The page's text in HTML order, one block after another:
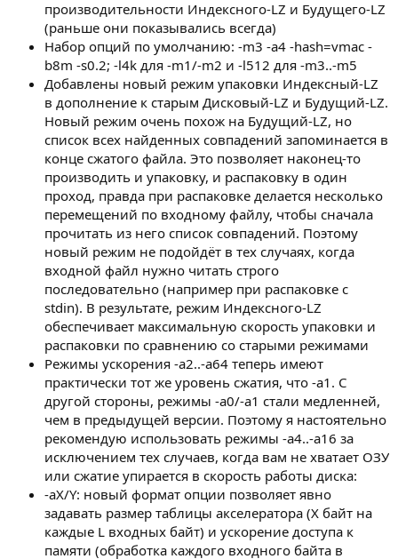
производительности Индексного-LZ и Будущего-LZ
(раньше они показывались всегда)
Набор опций по умолчанию: -m3 -a4 -hash=vmac -
b8m -s0.2; -l4k для -m1/-m2 и -l512 для -m3..-m5
Добавлены новый режим упаковки Индексный-LZ
в дополнение к старым Дисковый-LZ и Будущий-LZ.
Новый режим очень похож на Будущий-LZ, но
список всех найденных совпадений запоминается в
конце сжатого файла. Это позволяет наконец-то
производить и упаковку, и распаковку в один
проход, правда при распаковке делается несколько
перемещений по входному файлу, чтобы сначала
прочитать из него список совпадений. Поэтому
новый режим не подойдёт в тех случаях, когда
входной файл нужно читать строго
последовательно (например при распаковке с
stdin). В результате, режим Индексного-LZ
обеспечивает максимальную скорость упаковки и
распаковки по сравнению со старыми режимами
Режимы ускорения -a2..-a64 теперь имеют
практически тот же уровень сжатия, что -a1. C
другой стороны, режимы -a0/-a1 стали медленней,
чем в предыдущей версии. Поэтому я настоятельно
рекомендую использовать режимы -a4..-a16 за
исключением тех случаев, когда вам не хватает ОЗУ
или сжатие упирается в скорость работы диска:
-aX/Y: новый формат опции позволяет явно
задавать размер таблицы акселератора (X байт на
каждые L входных байт) и ускорение доступа к
памяти (обработка каждого входного байта в